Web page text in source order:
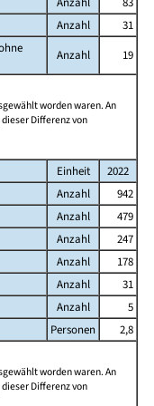
Anzahl
31
Anzahl 19
worden waren. An
Differenz von
Einheit
2022
Anzahl
942
Anzahl
479
Anzahl
247
Anzahl
178
Anzahl
31
Anzahl
5
Personen
2,8
worden waren. An
Differenz von